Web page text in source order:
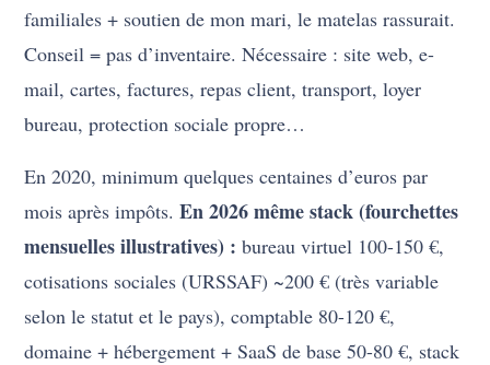
familiales + soutien de mon mari, le matelas rassurait.
Conseil = pas d’inventaire. Nécessaire : site web, e-
mail, cartes, factures, repas client, transport, loyer
bureau, protection sociale propre…
En 2020, minimum quelques centaines d’euros par
mois après impôts.En 2026 même stack (fourchettes
mensuelles illustratives) : bureau virtuel 100-150 €,
cotisations sociales (URSSAF) ~200 € (très variable
selon le statut et le pays), comptable 80-120 €,
domaine + hébergement + SaaS de base 50-80 €, stack